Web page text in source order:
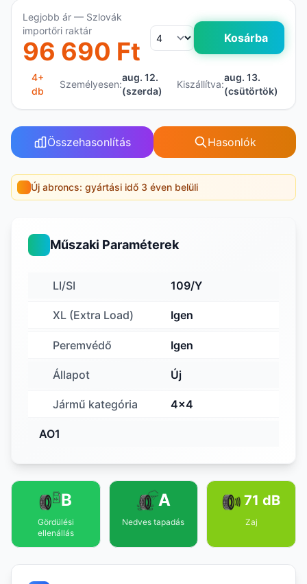
Legjobb ár — Szlovák
importőri raktár
96 690 Ft Kosárba
4+
db
Személyesen:
aug. 12.
(szerda)
Kiszállítva:
aug. 13.
(csütörtök)
Összehasonlítás Hasonlók
Új abroncs: gyártási idő 3 éven belüli
Műszaki Paraméterek
LI/SI 109/Y
XL (Extra Load) Igen
Peremvédő Igen
Állapot Új
Jármű kategória 4x4
AO1
B
Gördülési
ellenállás
A
Nedves tapadás
71 dB
Zaj